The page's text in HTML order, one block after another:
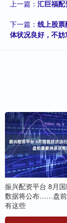
上一篇： 汇巨福
下一篇： 线上股
体状况良好，不
振兴配资平台 8月
数据将公布……盘
有这些